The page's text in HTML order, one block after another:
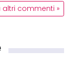
altri commenti »